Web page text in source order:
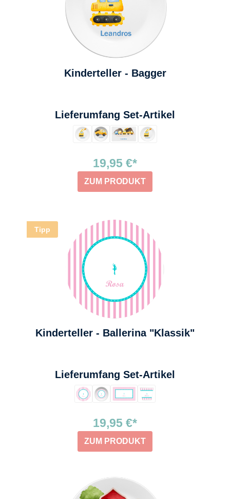
Kinderteller - Bagger
Lieferumfang Set-Artikel
19,95 €*
ZUM PRODUKT
Tipp
Kinderteller - Ballerina "Klassik"
Lieferumfang Set-Artikel
19,95 €*
ZUM PRODUKT